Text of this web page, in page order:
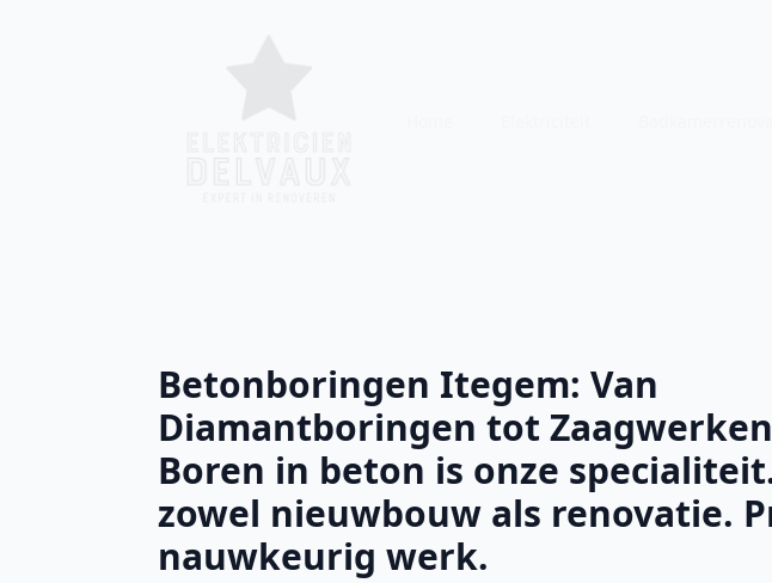
Betonboringen Itegem: Van
Diamantboringen tot
Boren in beton is onze
zowel nieuwbouw als renovatie.
nauwkeurig werk.